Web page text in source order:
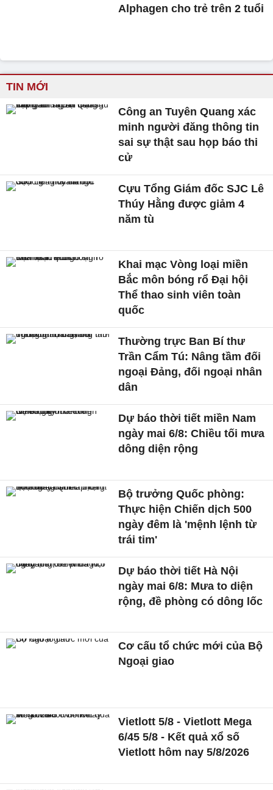
Alphagen cho trẻ trên 2 tuổi
TIN MỚI
Công an Tuyên Quang xác
minh người đăng thông tin
sai sự thật sau họp báo thi
cử
Cựu Tổng Giám đốc SJC Lê
Thúy Hằng được giảm 4
năm tù
Khai mạc Vòng loại miền
Bắc môn bóng rổ Đại hội
Thể thao sinh viên toàn
quốc
Thường trực Ban Bí thư
Trần Cẩm Tú: Nâng tầm đối
ngoại Đảng, đối ngoại nhân
dân
Dự báo thời tiết miền Nam
ngày mai 6/8: Chiều tối mưa
dông diện rộng
Bộ trưởng Quốc phòng:
Thực hiện Chiến dịch 500
ngày đêm là 'mệnh lệnh từ
trái tim'
Dự báo thời tiết Hà Nội
ngày mai 6/8: Mưa to diện
rộng, đề phòng có dông lốc
Cơ cấu tổ chức mới của Bộ
Ngoại giao
Vietlott 5/8 - Vietlott Mega
6/45 5/8 - Kết quả xổ số
Vietlott hôm nay 5/8/2026